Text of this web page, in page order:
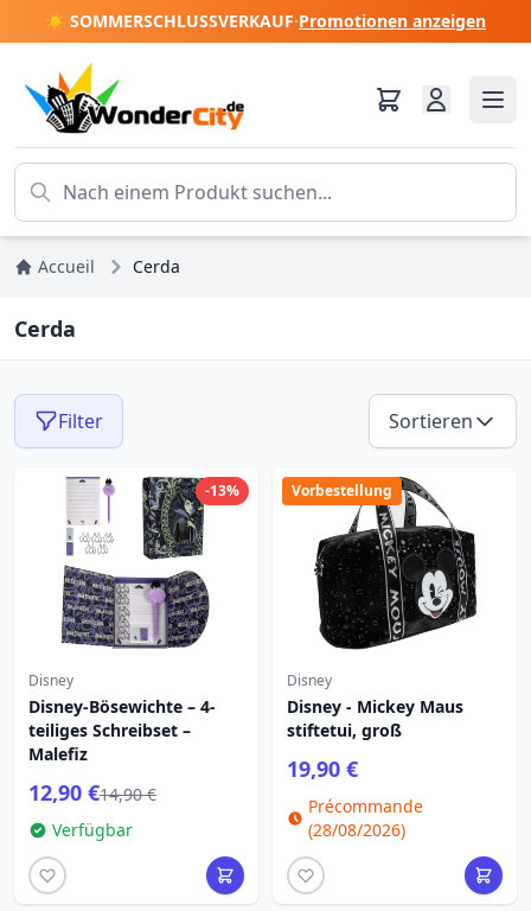
☀️ SOMMERSCHLUSSVERKAUF·Promotionen anzeigen
Accueil Cerda
Cerda
Filter Sortieren
-13%
Disney
Disney-Bösewichte – 4-
teiliges Schreibset –
Malefiz
12,90 €14,90 €
Verfügbar
Vorbestellung
Disney
Disney - Mickey Maus
stiftetui, groß
19,90 €
Précommande
(28/08/2026)